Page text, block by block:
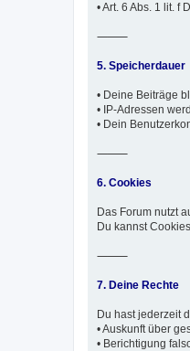
• Art. 6 Abs. 1 lit.
⸻
5. Speicherdauer
• Deine Beiträge
• IP-Adressen
• Dein
⸻
6. Cookies
Das Forum nutzt
Du kannst
⸻
7. Deine Rechte
Du hast jederzeit
• Auskunft über
• Berichtigung